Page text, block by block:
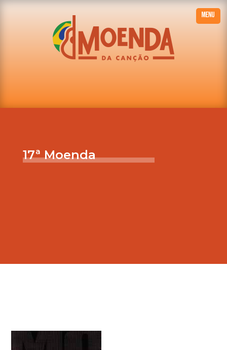
17ª Moenda